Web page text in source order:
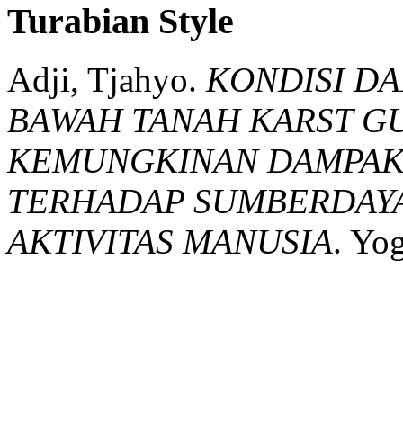
Turabian Style
Adji, Tjahyo. KONDISI
BAWAH TANAH KARST
KEMUNGKINAN
TERHADAP
AKTIVITAS MANUSIA.